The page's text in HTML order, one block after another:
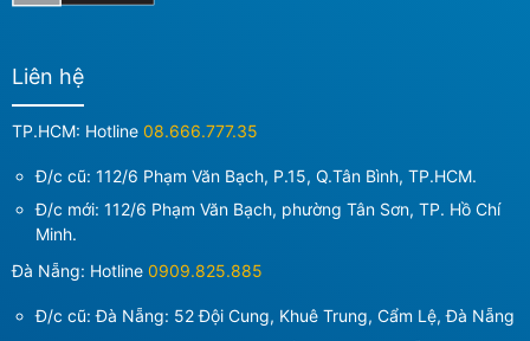
Liên hệ
TP.HCM: Hotline 08.666.777.35
Đ/c cũ: 112/6 Phạm Văn Bạch, P.15, Q.Tân Bình, TP.HCM.
Đ/c mới: 112/6 Phạm Văn Bạch, phường Tân Sơn, TP. Hồ Chí
Minh.
Đà Nẵng: Hotline 0909.825.885
Đ/c cũ: Đà Nẵng: 52 Đội Cung, Khuê Trung, Cẩm Lệ, Đà Nẵng